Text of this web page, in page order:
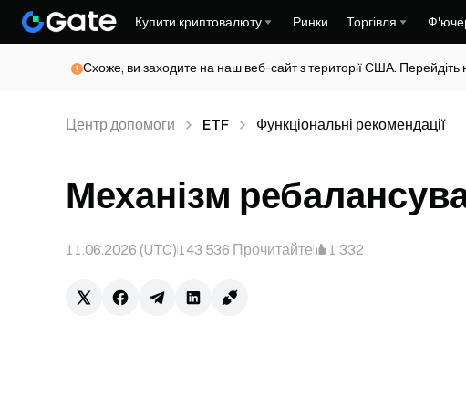
Купити криптовалюту Ринки Торгівля
Схоже, ви заходите на наш веб-сайт з території США. Перейдіть
Центр допомоги ETF Функціональні рекомендації
Механізм
11.06.2026 (UTC) 143 536 Прочитайте 1 332